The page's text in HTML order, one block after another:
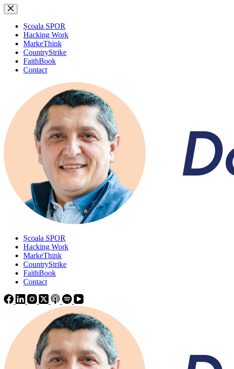
Sari
la
conținutȘcoala SPOR
Hacking Work
MarkeThink
CountryStrike
FaithBook
Contact
Școala SPOR
Hacking Work
MarkeThink
CountryStrike
FaithBook
Contact